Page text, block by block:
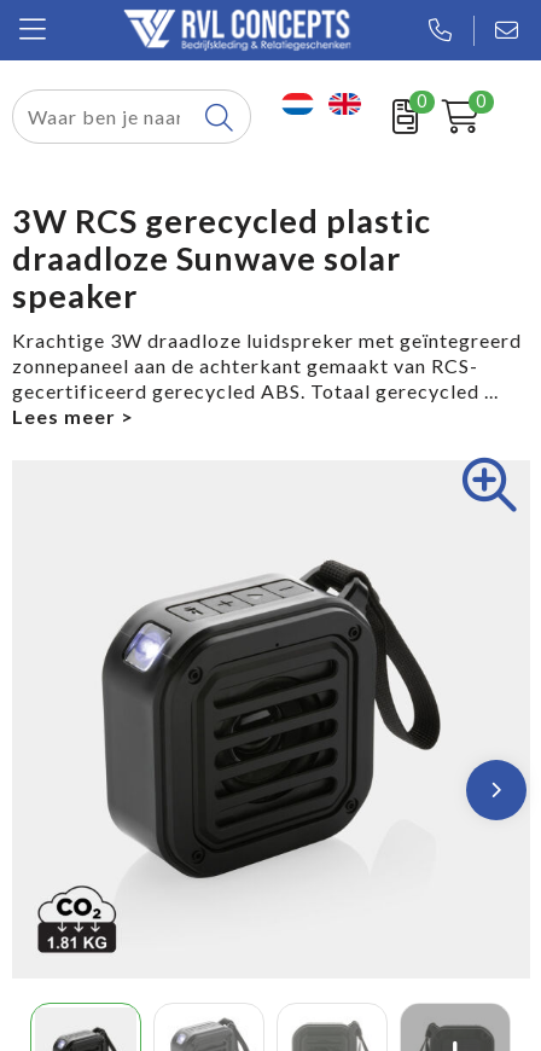
0 0
Relatiegeschenken
Tassen
Sport
Werkkleding
3W RCS gerecycled plastic
draadloze Sunwave solar
speaker
Krachtige 3W draadloze luidspreker met geïntegreerd
zonnepaneel aan de achterkant gemaakt van RCS-
gecertificeerd gerecycled ABS. Totaal gerecycled ...